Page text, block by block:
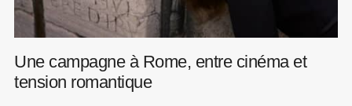
Une campagne à Rome, entre cinéma et
tension romantique